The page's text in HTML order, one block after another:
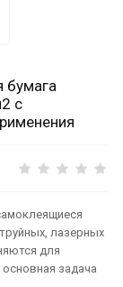
бумага
с
лазерных
для
задача